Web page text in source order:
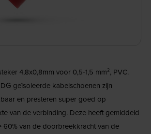
4,8x0,8mm voor 0,5-1,5 mm², PVC.
geïsoleerde kabelschoenen zijn
en presteren super goed op
van de verbinding. Deze heeft gemiddeld
60% van de doorbreekkracht van de